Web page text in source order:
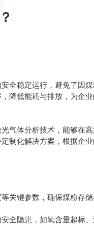
稳定运行，避免了因煤
降低能耗与排放，为企
体分析技术，能够在高
制化解决方案，根据企
键参数，确保煤粉存储
隐患，如氧含量超标、